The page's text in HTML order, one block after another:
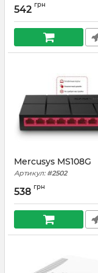
542 грн
Mercusys MS108G
Артикул: #2502
538 грн